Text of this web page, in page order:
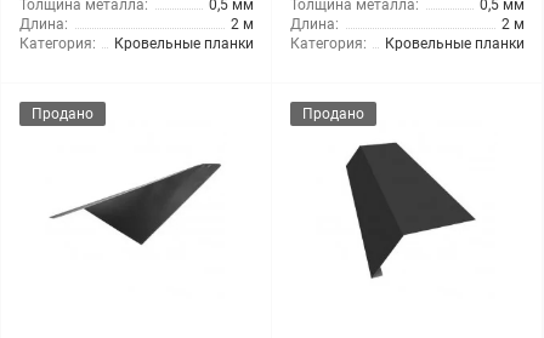
Толщина металла:
0,5 мм
Длина:
2 м
Категория:
Кровельные планки
Толщина металла:
0,5 мм
Длина:
2 м
Категория:
Кровельные планки
Продано Продано